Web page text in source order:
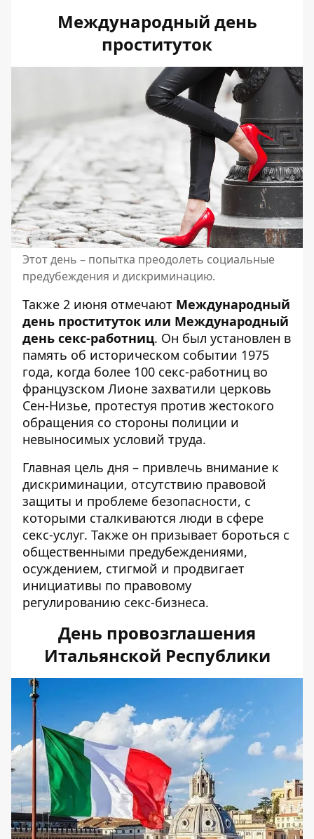
Международный день
проституток
Этот день – попытка преодолеть социальные
предубеждения и дискриминацию.
Также 2 июня отмечают Международный
день проституток или Международный
день секс-работниц. Он был установлен в
память об историческом событии 1975
года, когда более 100 секс-работниц во
французском Лионе захватили церковь
Сен-Низье, протестуя против жестокого
обращения со стороны полиции и
невыносимых условий труда.
Главная цель дня – привлечь внимание к
дискриминации, отсутствию правовой
защиты и проблеме безопасности, с
которыми сталкиваются люди в сфере
секс-услуг. Также он призывает бороться с
общественными предубеждениями,
осуждением, стигмой и продвигает
инициативы по правовому
регулированию секс-бизнеса.
День провозглашения
Итальянской Республики